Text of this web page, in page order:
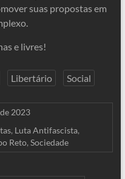
suas propostas em
e livres!
Libertário Social
2023
, Luta Antifascista,
Reto, Sociedade